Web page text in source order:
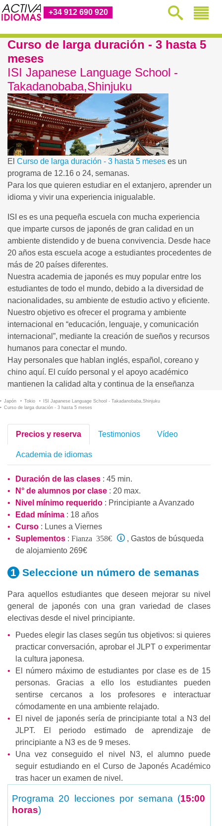
+34 912 690 920
Curso de larga duración - 3 hasta 5
meses
ISI Japanese Language School -
Takadanobaba,Shinjuku
El Curso de larga duración - 3 hasta 5 meses es un
programa de 12.16 o 24, semanas.
Para los que quieren estudiar en el extanjero, aprender un
idioma y vivir una experiencia inigualable.
ISI es es una pequeña escuela con mucha experiencia
que imparte cursos de japonés de gran calidad en un
ambiente distendido y de buena convivencia. Desde hace
20 años esta escuela acoge a estudiantes procedentes de
más de 20 países diferentes.
Nuestra academia de japonés es muy popular entre los
estudiantes de todo el mundo, debido a la diversidad de
nacionalidades, su ambiente de estudio activo y eficiente.
Nuestro objetivo es ofrecer el programa y ambiente
internacional en “educación, lenguaje, y comunicación
internacional”, mediante la creación de sueños y recursos
humanos para conectar el mundo.
Hay personales que hablan inglés, español, coreano y
chino aquí. El cuído personal y el apoyo académico
mantienen la calidad alta y continua de la enseñanza
Japón Tokio
ISI Japanese Language School - Takadanobaba,Shinjuku
Curso de larga duración - 3 hasta 5 meses
Precios y reserva Testimonios Vídeo
Academia de idiomas
Duración de las clases : 45 min.
N° de alumnos por clase : 20 max.
Nivel mínimo requerido : Principiante a Avanzado
Edad mínima : 18 años
Curso : Lunes a Viernes
Suplementos : Fianza 358€
, Gastos de búsqueda
de alojamiento 269€
Seleccione un número de semanas
Para aquellos estudiantes que deseen mejorar su nivel
general de japonés con una gran variedad de clases
electivas desde el nivel principiante.
Puedes elegir las clases según tus objetivos: si quieres
practicar conversación, aprobar el JLPT o experimentar
la cultura japonesa.
El número máximo de estudiantes por clase es de 15
personas. Gracias a ello los estudiantes pueden
sentirse cercanos a los profesores e interactuar
cómodamente en una ambiente relajado.
El nivel de japonés sería de principiante total a N3 del
JLPT. El periodo estimado de aprendizaje de
principiante a N3 es de 9 meses.
Una vez conseguido el nivel N3, el alumno puede
seguir estudiando en el Curso de Japonés Académico
tras hacer un examen de nivel.
Programa 20 lecciones por semana (15:00
horas)